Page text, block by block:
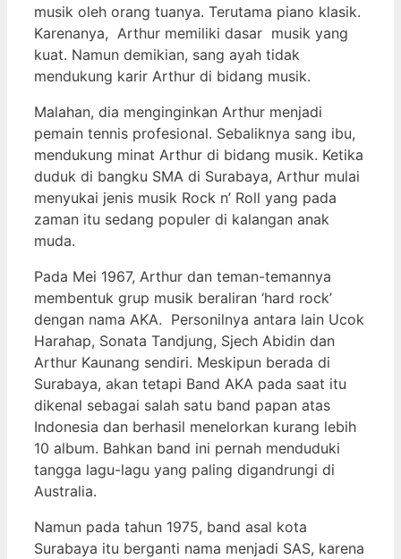
musik oleh orang tuanya. Terutama piano klasik.
Karenanya, Arthur memiliki dasar musik yang
kuat. Namun demikian, sang ayah tidak
mendukung karir Arthur di bidang musik.
Malahan, dia menginginkan Arthur menjadi
pemain tennis profesional. Sebaliknya sang ibu,
mendukung minat Arthur di bidang musik. Ketika
duduk di bangku SMA di Surabaya, Arthur mulai
menyukai jenis musik Rock n’ Roll yang pada
zaman itu sedang populer di kalangan anak
muda.
Pada Mei 1967, Arthur dan teman-temannya
membentuk grup musik beraliran ‘hard rock’
dengan nama AKA. Personilnya antara lain Ucok
Harahap, Sonata Tandjung, Sjech Abidin dan
Arthur Kaunang sendiri. Meskipun berada di
Surabaya, akan tetapi Band AKA pada saat itu
dikenal sebagai salah satu band papan atas
Indonesia dan berhasil menelorkan kurang lebih
10 album. Bahkan band ini pernah menduduki
tangga lagu-lagu yang paling digandrungi di
Australia.
Namun pada tahun 1975, band asal kota
Surabaya itu berganti nama menjadi SAS, karena